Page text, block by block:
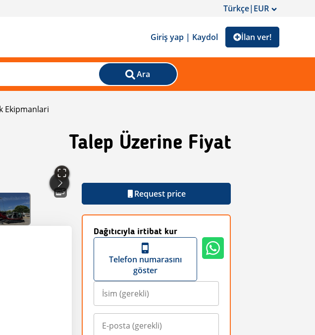
Türkçe|EUR
Giriş yap | Kaydol İlan ver!
Ara
Ekipmanlari
Talep Üzerine Fiyat
5 Request price
Dağıtıcıyla irtibat kur
Telefon numarasını
göster